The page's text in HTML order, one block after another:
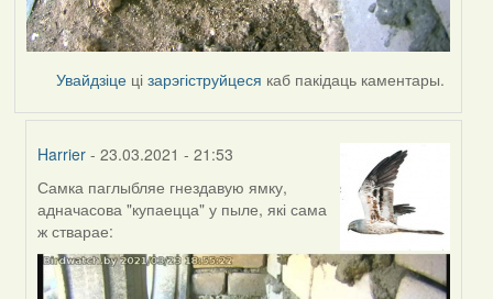
Увайдзіце цізарэгіструйцеся каб пакідаць каментары.
Harrier - 23.03.2021 - 21:53
In
reply
to
by
Harrier
Самка паглыбляе гнездавую ямку,
адначасова "купаецца" у пыле, які сама
ж стварае: